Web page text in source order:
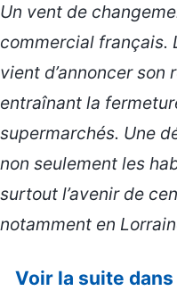
Un vent de
commercial français.
vient d’annoncer
entraînant la
supermarchés. Une
non seulement les
surtout l’avenir de
notamment en
Voir la suite